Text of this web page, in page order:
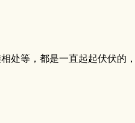
等，都是一直起起伏伏的